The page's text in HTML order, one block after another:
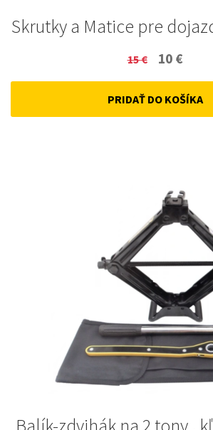
Skrutky a Matice pre
15€
Original
price
was:
10 €
price
is:
PRIDAŤ DO KOŠÍKA